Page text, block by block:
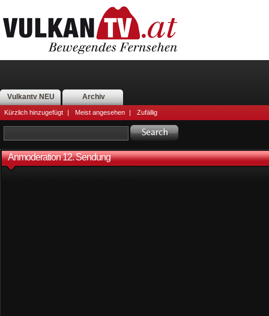
Vulkantv NEU Archiv
Kürzlich hinzugefügt | Meist angesehen | Zufällig
Anmoderation 12. Sendung